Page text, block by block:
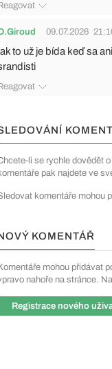
09.07.2026
to už je bída keď sa
li se rychle dovědět
pak najdete ve
komentáře mohou
KOMENTÁŘ
mohou přidávat
nahoře na stránce.
Registrace nového